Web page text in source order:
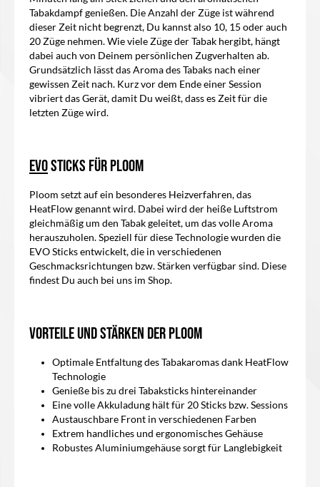
Tabakdampf genießen. Die Anzahl der Züge ist während
dieser Zeit nicht begrenzt, Du kannst also 10, 15 oder auch
20 Züge nehmen. Wie viele Züge der Tabak hergibt, hängt
dabei auch von Deinem persönlichen Zugverhalten ab.
Grundsätzlich lässt das Aroma des Tabaks nach einer
gewissen Zeit nach. Kurz vor dem Ende einer Session
vibriert das Gerät, damit Du weißt, dass es Zeit für die
letzten Züge wird.
EVOSticks für Ploom
Ploom setzt auf ein besonderes Heizverfahren, das
HeatFlow genannt wird. Dabei wird der heiße Luftstrom
gleichmäßig um den Tabak geleitet, um das volle Aroma
herauszuholen. Speziell für diese Technologie wurden die
EVO Sticks entwickelt, die in verschiedenen
Geschmacksrichtungen bzw. Stärken verfügbar sind. Diese
findest Du auch bei uns im Shop.
Vorteile und Stärken der Ploom
Optimale Entfaltung des Tabakaromas dank HeatFlow
Technologie
Genieße bis zu drei Tabaksticks hintereinander
Eine volle Akkuladung hält für 20 Sticks bzw. Sessions
Austauschbare Front in verschiedenen Farben
Extrem handliches und ergonomisches Gehäuse
Robustes Aluminiumgehäuse sorgt für Langlebigkeit